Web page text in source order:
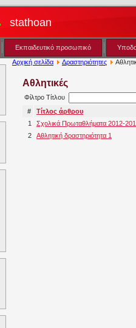
stathoan
Εκπαιδευτικό προσωπικό
Αρχική σελίδα Δραστηριότητες
Αθλητικές
Φίλτρο Τίτλου
#
Τίτλος άρθρου
1
Σχολικά Πρωταθλήματα 2012-
2
Αθλητική δραστηριότητα 1